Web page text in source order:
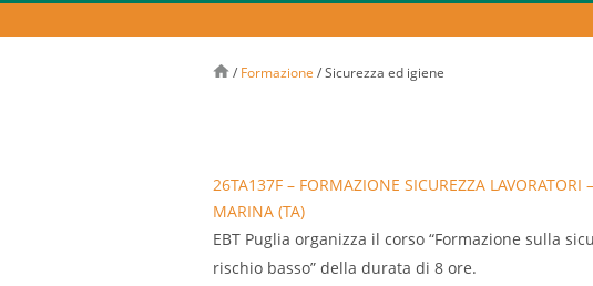
/ Formazione /Sicurezza ed igiene
26TA137F – FORMAZIONE SICUREZZA
MARINA (TA)
EBT Puglia organizza il corso “Formazione sulla
rischio basso” della durata di 8 ore.